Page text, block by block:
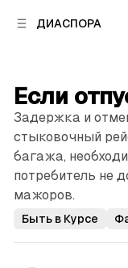
ДИАСПОРА
Если
Задержка и
стыковочный
багажа,
потребитель не
мажоров.
Быть в Курсе